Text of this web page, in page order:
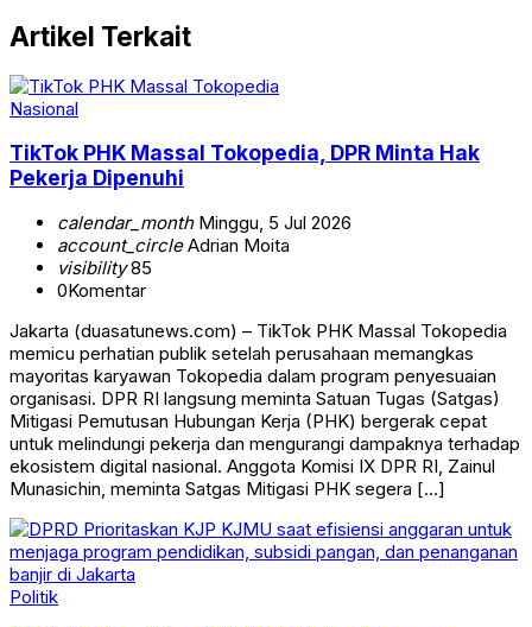
Artikel Terkait
Nasional
TikTok PHK Massal Tokopedia, DPR Minta Hak
Pekerja Dipenuhi
calendar_monthMinggu, 5 Jul 2026
account_circleAdrian Moita
visibility85
0Komentar
Jakarta (duasatunews.com) – TikTok PHK Massal Tokopedia
memicu perhatian publik setelah perusahaan memangkas
mayoritas karyawan Tokopedia dalam program penyesuaian
organisasi. DPR RI langsung meminta Satuan Tugas (Satgas)
Mitigasi Pemutusan Hubungan Kerja (PHK) bergerak cepat
untuk melindungi pekerja dan mengurangi dampaknya terhadap
ekosistem digital nasional. Anggota Komisi IX DPR RI, Zainul
Munasichin, meminta Satgas Mitigasi PHK segera […]
Politik